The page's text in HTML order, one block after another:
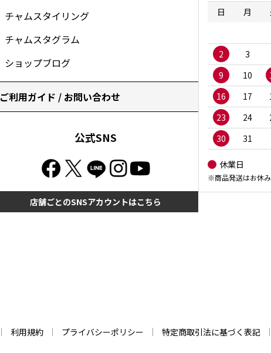
チャムスタイリング
チャムスタグラム
ショップブログ
ご利用ガイド / お問い合わせ
公式SNS
店舗ごとのSNSアカウントはこちら
日
月
2
3
9
10
16
17
23
24
30
31
休業日
※商品発送はお休
利用規約 プライバシーポリシー 特定商取引法に基づく表記